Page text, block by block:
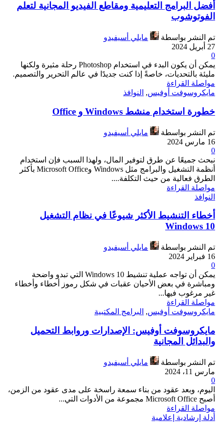
أفضل البرامج التعليمية ومقاطع الفيديو المجانية لتعلم
الفوتوشوب
تم النشر بواسطة
مايلي أسيفيدو
27 أبريل 2024
0
يمكن أن يكون البدء في استخدام Photoshop رحلة مثيرة ولكنها
مليئة بالتحديات، خاصةً إذا كنت جديدًا في عالم التحرير والتصميم.
مواصلة القراءة
مايكروسوفت أوفيس, النوافذ
خطورة استخدام منشط Windows و Office
تم النشر بواسطة
مايلي أسيفيدو
16 مارس 2024
0
نبحث جميعًا عن طرق لتوفير المال، ولهذا السبب فإن استخدام
أنظمة التشغيل والبرامج مثل Windows وMicrosoft Office بأكثر
الطرق فعالية من حيث التكلفة....
مواصلة القراءة
النوافذ
أخطاء التنشيط الأكثر شيوعًا في نظام التشغيل
Windows 10
تم النشر بواسطة
مايلي أسيفيدو
16 فبراير 2024
0
يمكن أن تواجه عملية تنشيط Windows 10 التي تبدو واضحة
ومباشرة في بعض الأحيان عقبات في شكل رموز أخطاء وأخطاء
غير مرغوب فيها...
مواصلة القراءة
مايكروسوفت أوفيس, البرامج المكتبية
مايكروسوفت أوفيس: الإصدارات وروابط التحميل
والبدائل المجانية
تم النشر بواسطة
مايلي أسيفيدو
مارس 11، 2024
0
اليوم، وبعد عقود من بناء سمعة راسخة على مدى عقود من الزمن،
أصبح Microsoft Office مجموعة من الأدوات التي...
مواصلة القراءة
أدلة إرشادية إعلامية